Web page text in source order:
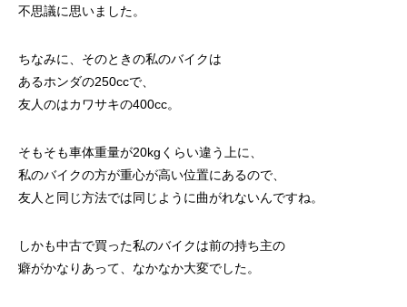
不思議に思いました。
ちなみに、そのときの私のバイクは
あるホンダの250ccで、
友人のはカワサキの400cc。
そもそも車体重量が20kgくらい違う上に、
私のバイクの方が重心が高い位置にあるので、
友人と同じ方法では同じように曲がれないんですね。
しかも中古で買った私のバイクは前の持ち主の
癖がかなりあって、なかなか大変でした。